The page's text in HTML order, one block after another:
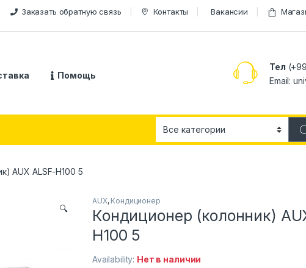
Заказать обратную связь Контакты Вакансии
Помощь
Тел
Email:
AUX ALSF-H100 5
🔍
AUX, Кондиционер
Кондиционер (колонник)
H100 5
Availability: Нет в наличии